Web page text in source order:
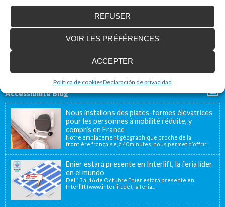
ACCEPTER
REFUSER
VOIR LES PRÉFÉRENCES
Política de cookiesDeclaración de privacidad
Site web
Accessibilité Blog
Nous installons des plates-formes élévatrices
pour les personnes à mobilité réduite, y
compris en France
Notre emplacement géographique proche de la
frontière française, à 40 minutes, nous permet d’offrir...
Enier estará presente en Interlift, la feria líder
en el mundo
Del 13 al 16 de Octubre Enier estará presente en
Interlift (www.interlift.de), la feria...